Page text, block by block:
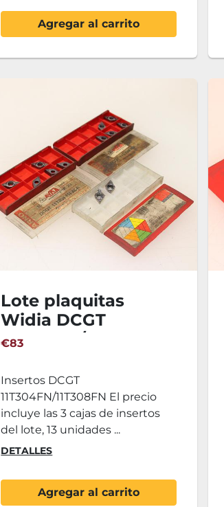
Agregar al carrito
Lote plaquitas
Widia DCGT
11T304FN/11T308FN
€83
Insertos DCGT
11T304FN/11T308FN El precio
incluye las 3 cajas de insertos
del lote, 13 unidades ...
DETALLES
Agregar al carrito